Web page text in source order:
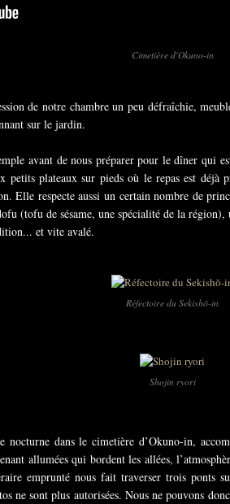
Cimetière d'Okuno-in
de notre chambre un peu défraîchie,
sur le jardin.
avant de nous préparer pour le dîner qui
petits plateaux sur pieds où le repas est
Elle respecte aussi un certain nombre de
(tofu de sésame, une spécialité de la
et vite avalé.
Réfectoire du Sekishō-in
Shojin ryori
nocturne dans le cimetière d’Okuno-in,
allumées qui bordent les allées,
emprunté nous fait traverser trois ponts
ne sont plus autorisées. Nous ne pouvons